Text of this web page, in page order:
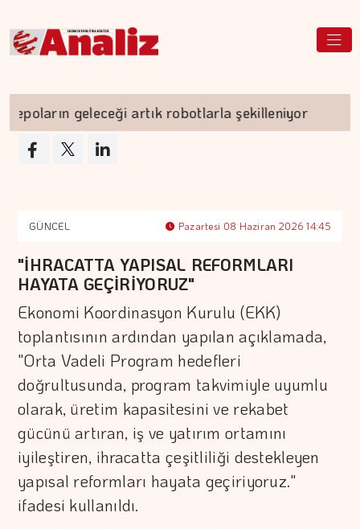
geleceği artık robotlarla şekilleniyor
GÜNCEL Pazartesi 08 Haziran 2026 14:45
"İHRACATTA YAPISAL REFORMLARI
HAYATA GEÇİRİYORUZ"
Ekonomi Koordinasyon Kurulu (EKK)
toplantısının ardından yapılan açıklamada,
"Orta Vadeli Program hedefleri
doğrultusunda, program takvimiyle uyumlu
olarak, üretim kapasitesini ve rekabet
gücünü artıran, iş ve yatırım ortamını
iyileştiren, ihracatta çeşitliliği destekleyen
yapısal reformları hayata geçiriyoruz."
ifadesi kullanıldı.